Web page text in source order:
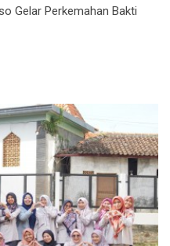
Gelar Perkemahan Bakti